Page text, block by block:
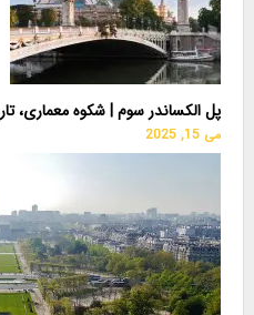
پل الکساندر سوم | شکوه معماری،
می 15, 2025